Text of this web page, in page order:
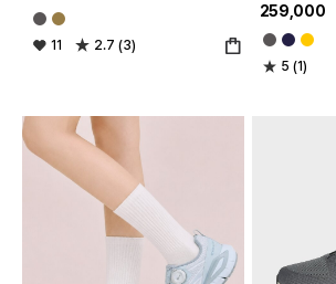
11 2.7 (3)
259,000
5 (1)